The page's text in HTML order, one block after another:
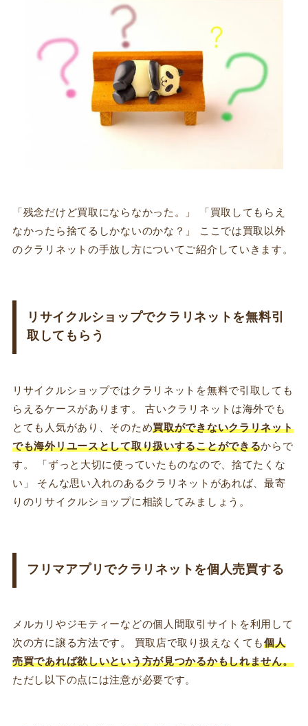
「残念だけど買取にならなかった。」 「買取してもらえ
なかったら捨てるしかないのかな？」 ここでは買取以外
のクラリネットの手放し方についてご紹介していきます。
リサイクルショップでクラリネットを無料引
取してもらう
リサイクルショップではクラリネットを無料で引取しても
らえるケースがあります。 古いクラリネットは海外でも
とても人気があり、そのため買取ができないクラリネット
でも海外リユースとして取り扱いすることができるからで
す。 「ずっと大切に使っていたものなので、捨てたくな
い」 そんな思い入れのあるクラリネットがあれば、最寄
りのリサイクルショップに相談してみましょう。
フリマアプリでクラリネットを個人売買する
メルカリやジモティーなどの個人間取引サイトを利用して
次の方に譲る方法です。 買取店で取り扱えなくても個人
売買であれば欲しいという方が見つかるかもしれません。
ただし以下の点には注意が必要です。